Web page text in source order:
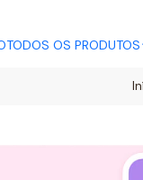
TODOS OS PRODUTOS